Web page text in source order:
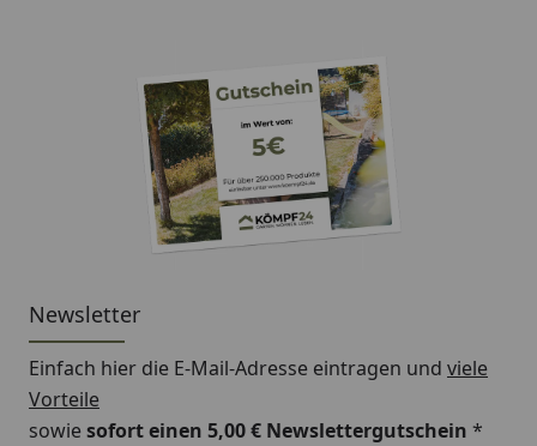
Newsletter
Einfach hier die E-Mail-Adresse eintragen und viele
Vorteile
sowiesofort einen 5,00 € Newslettergutschein *